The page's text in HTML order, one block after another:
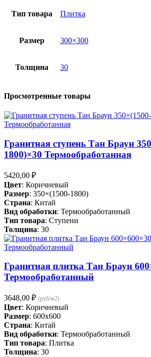
Тип товара Плитка
Размер 300×300
Толщина 30
Просмотренные товары
Гранитная ступень Тан Браун
1800)×30 Термообработанная
5420,00 ₽
Цвет: Коричневый
Размер: 350×(1500-1800)
Страна: Китай
Вид обработки: Термообработанный
Тип товара: Ступени
Толщина: 30
Гранитная плитка Тан Браун
Термообработанный
3648,00 ₽ (руб/м2)
Цвет: Коричневый
Размер: 600x600
Страна: Китай
Вид обработки: Термообработанный
Тип товара: Плитка
Толщина: 30